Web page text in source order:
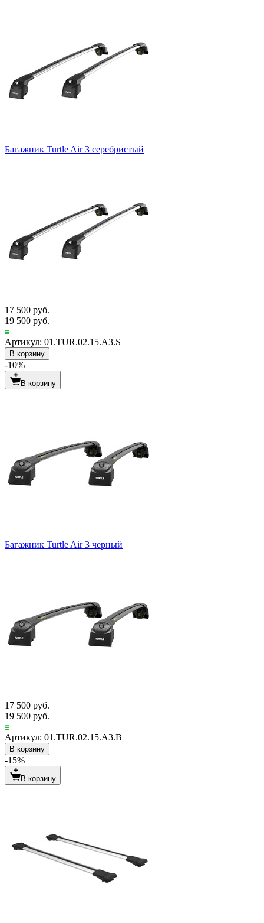
Багажник Turtle Air 3 серебристый
17 500 руб.
19 500 руб.
Артикул: 01.TUR.02.15.A3.S
В корзину
-10%
В корзину
Багажник Turtle Air 3 черный
17 500 руб.
19 500 руб.
Артикул: 01.TUR.02.15.A3.B
В корзину
-15%
В корзину